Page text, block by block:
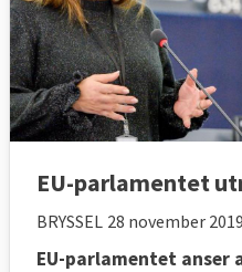
EU-parlamentet
BRYSSEL 28 november 2019
EU-parlamentet anser